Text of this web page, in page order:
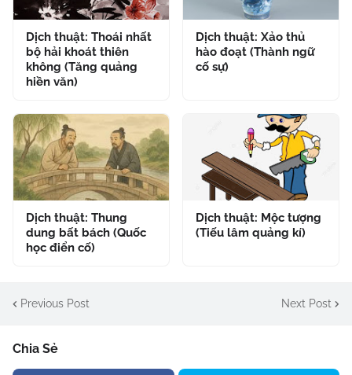
Dịch thuật: Thoái nhất
bộ hải khoát thiên
không (Tăng quảng
hiền văn)
Dịch thuật: Xảo thủ
hào đoạt (Thành ngữ
cố sự)
Dịch thuật: Thung
dung bất bách (Quốc
học điển cố)
Dịch thuật: Mộc tượng
(Tiếu lâm quảng kí)
Previous Post Next Post
Chia Sẻ